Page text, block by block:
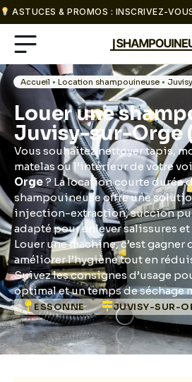
ASTUCES & PROMOS : INSCRIVEZ-
Accueil • Location shampouineuse •
Louer une
Juvisy-sur-Orge
Vous souhaitez nettoyer tapis,
matelas ou l’intérieur de votre
Orge? La location courte durée
shampouineuse offre une
injection-extraction, succion
adapté pour enlever salissures
Louer une machine, c’est gagner
améliorer l’hygiène tout en
Suivez les consignes d’usage
optimal et un temps de séchage
ESSONNE JUVISY-SUR-